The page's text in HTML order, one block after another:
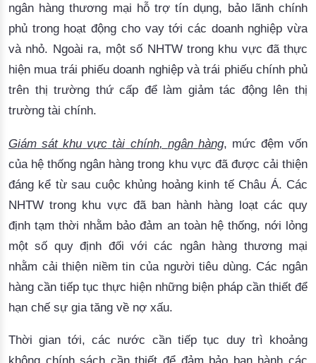
ngân hàng thương mại hỗ trợ tín dụng, bảo lãnh chính
phủ trong hoạt động cho vay tới các doanh nghiệp vừa
và nhỏ. Ngoài ra, một số NHTW trong khu vực đã thực
hiện mua trái phiếu doanh nghiệp và trái phiếu chính phủ
trên thị trường thứ cấp để làm giảm tác động lên thị
trường tài chính.
Giám sát khu vực tài chính, ngân hàng, mức đệm vốn
của hệ thống ngân hàng trong khu vực đã được cải thiện
đáng kể từ sau cuộc khủng hoảng kinh tế Châu Á. Các
NHTW trong khu vực đã ban hành hàng loạt các quy
định tạm thời nhằm bảo đảm an toàn hệ thống, nới lỏng
một số quy định đối với các ngân hàng thương mại
nhằm cải thiện niềm tin của người tiêu dùng. Các ngân
hàng cần tiếp tục thực hiện những biện pháp cần thiết để
hạn chế sự gia tăng về nợ xấu.
Thời gian tới, các nước cần tiếp tục duy trì khoảng